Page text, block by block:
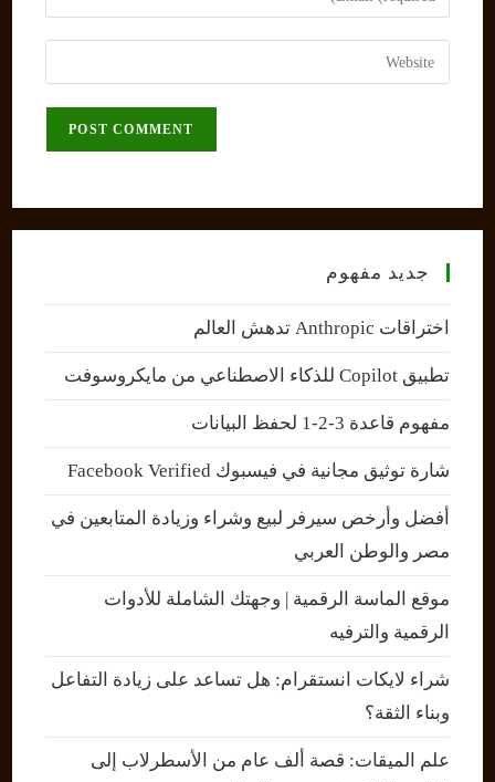
comment
your
email
address
Enter
your
جديد مفهوم
اختراقات Anthropic تدهش العالم
تطبيق Copilot للذكاء الاصطناعي من مايكروسوفت
مفهوم قاعدة 3-2-1 لحفظ البيانات
شارة توثيق مجانية في فيسبوك Facebook Verified
أفضل وأرخص سيرفر لبيع وشراء وزيادة المتابعين في
مصر والوطن العربي
موقع الماسة الرقمية | وجهتك الشاملة للأدوات
الرقمية والترفيه
شراء لايكات انستقرام: هل تساعد على زيادة التفاعل
وبناء الثقة؟
علم الميقات: قصة ألف عام من الأسطرلاب إلى